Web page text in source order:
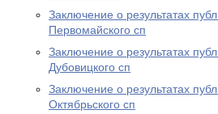
Заключение о результатах
Первомайского сп
Заключение о результатах
Дубовицкого сп
Заключение о результатах
Октябрьского сп